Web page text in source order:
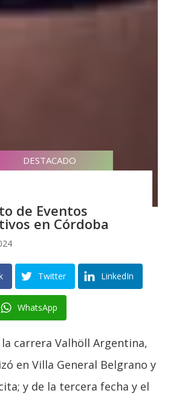
DESTACADO
de Eventos
en Córdoba
Twitter LinkedIn
WhatsApp
carrera Valhöll Argentina,
en Villa General Belgrano y
y de la tercera fecha y el